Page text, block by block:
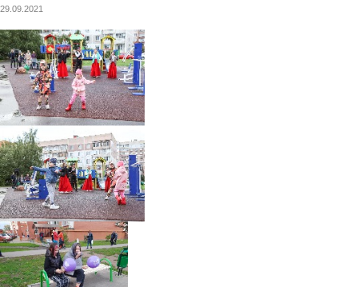
29.09.2021